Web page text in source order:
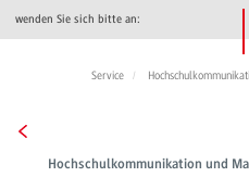
wenden Sie sich bitte an:
Service
Hochschulkommunikation und